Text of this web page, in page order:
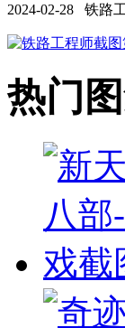
2024-02-28 铁路
热门